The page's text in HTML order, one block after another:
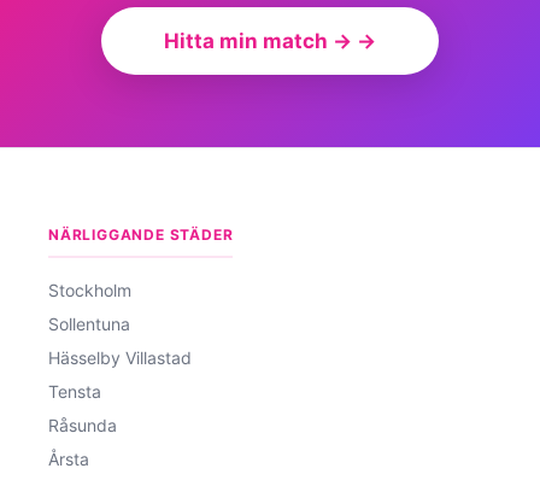
Hitta min match → →
NÄRLIGGANDE STÄDER
Stockholm
Sollentuna
Hässelby Villastad
Tensta
Råsunda
Årsta